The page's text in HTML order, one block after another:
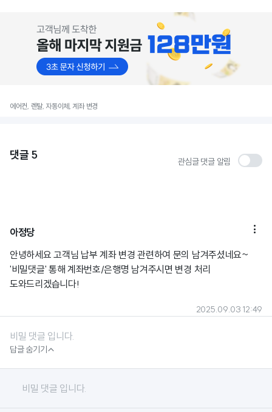
에어컨, 렌탈, 자동이체, 계좌 변경
댓글 5 관심글 댓글 알림
아정당 
안녕하세요 고객님 납부 계좌 변경 관련하여 문의 남겨주셨네요~
'비밀댓글' 통해 계좌번호/은행명 남겨주시면 변경 처리
도와드리겠습니다!
2025.09.03 12:49
비밀 댓글 입니다.
답글 숨기기
비밀 댓글 입니다.